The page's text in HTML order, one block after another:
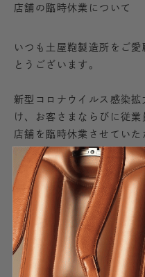
店舗の臨時休業について
いつも土屋鞄製造所をご
とうございます。
新型コロナウイルス感染
け、お客さまならびに従
店舗を臨時休業させていた
■軽井澤工房店
■京都店
4月18日(土)～当面の間、
※4月17日(金)は17:00まで